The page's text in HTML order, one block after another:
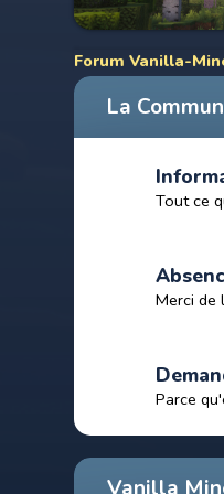
Forum Vanilla-
La
Tout ce
Merci de
Parce